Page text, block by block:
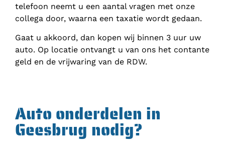
telefoon neemt u een aantal vragen met onze
collega door, waarna een taxatie wordt gedaan.
Gaat u akkoord, dan kopen wij binnen 3 uur uw
auto. Op locatie ontvangt u van ons het contante
geld en de vrijwaring van de RDW.
Auto onderdelen in
Geesbrug nodig?